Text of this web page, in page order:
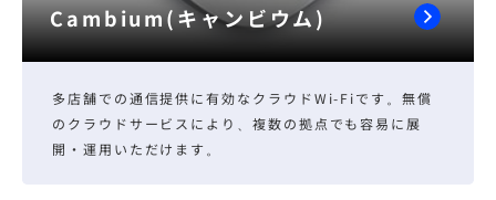
Cambium(キャンビウム)
多店舗での通信提供に有効なクラウドWi-Fiです。無償
のクラウドサービスにより、複数の拠点でも容易に展
開・運用いただけます。